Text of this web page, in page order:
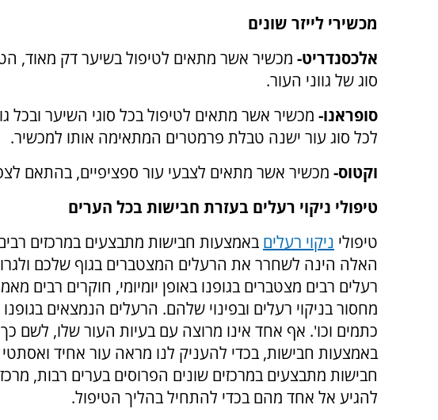
מכשירי לייזר שונים
אלכסנדריט- מכשיר אשר מתאים לטיפול בשיער דק מאוד,
סוג של גווני העור.
סופראנו- מכשיר אשר מתאים לטיפול בכל סוגי השיער ובכל
לכל סוג עור ישנה טבלת פרמטרים המתאימה אותו למכשיר.
וקטוס- מכשיר אשר מתאים לצבעי עור ספציפיים, בהתאם
טיפולי ניקוי רעלים בעזרת חבישות בכל הערים
טיפולי ניקוי רעלים באמצעות חבישות מתבצעים במרכזים
האלה הינה לשחרר את הרעלים המצטברים בגוף שלכם
רעלים רבים מצטברים בגופנו באופן יומיומי, חוקרים רבים
מחסור בניקוי רעלים ובפינוי שלהם. הרעלים הנמצאים
כתמים וכו'. אף אחד אינו מרוצה עם בעיות העור שלו, לשם כך
באמצעות חבישות, בכדי להעניק לנו מראה עור אחיד ואסתטי
חבישות מתבצעים במרכזים שונים הפרוסים בערים רבות,
להגיע אל אחד מהם בכדי להתחיל בהליך הטיפול.